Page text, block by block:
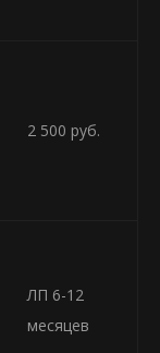
2 500 руб.
ЛП 6-12
месяцев